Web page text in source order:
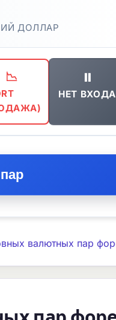
ДОЛЛАР
📉 ⏸️
НЕТ ВХОДА
валютных пар